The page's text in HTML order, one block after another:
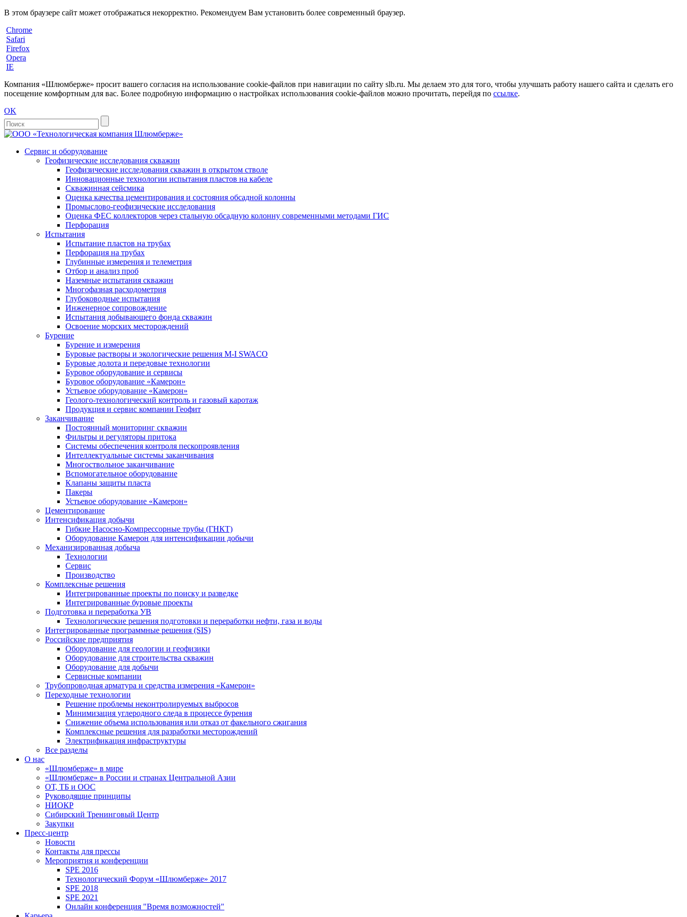
В этом браузере сайт может отображаться некорректно. Рекомендуем Вам установить более современный браузер.
Chrome
Safari
Firefox
Opera
IE
Компания «Шлюмберже» просит вашего согласия на использование cookie-файлов при навигации по сайту slb.ru. Мы делаем это для того, чтобы улучшать работу нашего сайта и сделать его
посещение комфортным для вас. Более подробную информацию о настройках использования cookie-файлов можно прочитать, перейдя по ссылке.
OK
Сервис и оборудование
Геофизические исследования скважин
Геофизические исследования скважин в открытом стволе
Инновационные технологии испытания пластов на кабеле
Скважинная сейсмика
Оценка качества цементирования и состояния обсадной колонны
Промыслово-геофизические исследования
Оценка ФЕС коллекторов через стальную обсадную колонну современными методами ГИС
Перфорация
Испытания
Испытание пластов на трубах
Перфорация на трубах
Глубинные измерения и телеметрия
Отбор и анализ проб
Наземные испытания скважин
Многофазная расходометрия
Глубоководные испытания
Инженерное сопровождение
Испытания добывающего фонда скважин
Освоение морских месторождений
Бурение
Бурение и измерения
Буровые растворы и экологические решения M-I SWACO
Буровые долота и передовые технологии
Буровое оборудование и сервисы
Буровое оборудование «Камерон»
Устьевое оборудование «Камерон»
Геолого-технологический контроль и газовый каротаж
Продукция и сервис компании Геофит
Заканчивание
Постоянный мониторинг скважин
Фильтры и регуляторы притока
Cистемы обеспечения контроля пескопроявления
Интеллектуальные системы заканчивания
Многоствольное заканчивание
Вспомогательное оборудование
Клапаны защиты пласта
Пакеры
Устьевое оборудование «Камерон»
Цементирование
Интенсификация добычи
Гибкие Насосно-Компрессорные трубы (ГНКТ)
Оборудование Камерон для интенсификации добычи
Механизированная добыча
Технологии
Сервис
Производство
Комплексные решения
Интегрированные проекты по поиску и разведке
Интегрированные буровые проекты
Подготовка и переработка УВ
Технологические решения подготовки и переработки нефти, газа и воды
Интегрированные программные решения (SIS)
Российские предприятия
Оборудование для геологии и геофизики
Оборудование для строительства скважин
Оборудование для добычи
Сервисные компании
Трубопроводная арматура и средства измерения «Камерон»
Переходные технологии
Решение проблемы неконтролируемых выбросов
Минимизация углеродного следа в процессе бурения
Снижение объема использования или отказ от факельного сжигания
Комплексные решения для разработки месторождений
Электрификация инфраструктуры
Все разделы
О нас
«Шлюмберже» в мире
«Шлюмберже» в России и странах Центральной Азии
ОТ, ТБ и ООС
Руководящие принципы
НИОКР
Сибирский Тренинговый Центр
Закупки
Пресс-центр
Новости
Контакты для прессы
Мероприятия и конференции
SPE 2016
Технологический Форум «Шлюмберже» 2017
SPE 2018
SPE 2021
Онлайн конференция "Время возможностей"